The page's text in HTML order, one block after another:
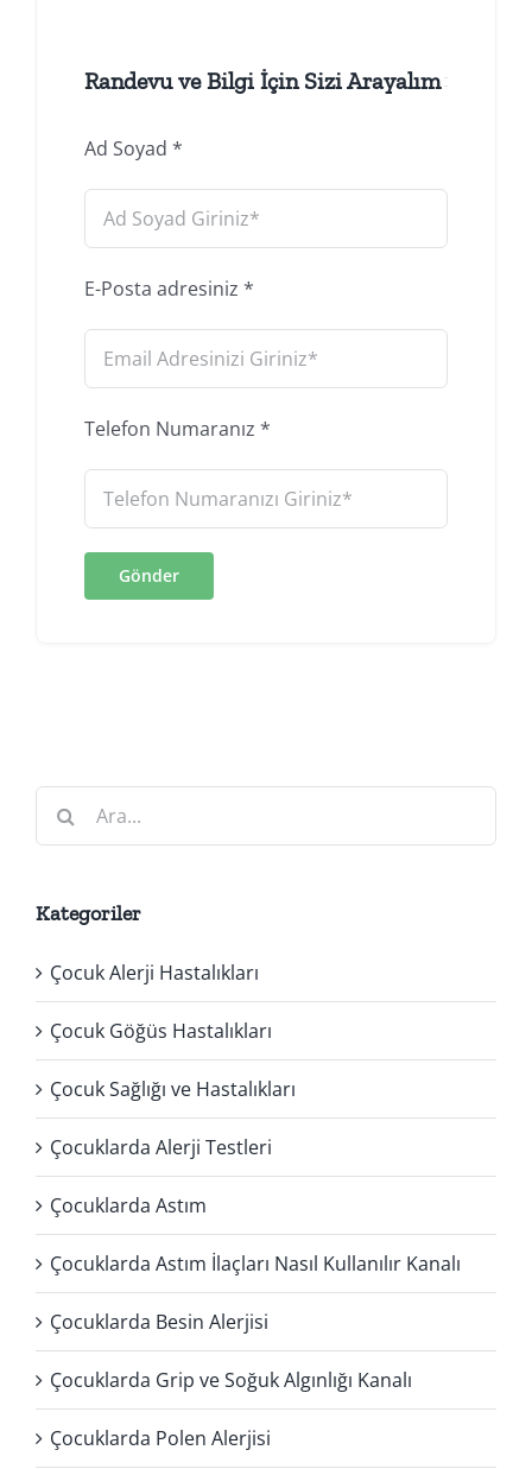
Randevu ve Bilgi İçin Sizi Arayalım
Ad Soyad *
E-Posta adresiniz *
Telefon Numaranız *
Kategoriler
Çocuk Alerji Hastalıkları
Çocuk Göğüs Hastalıkları
Çocuk Sağlığı ve Hastalıkları
Çocuklarda Alerji Testleri
Çocuklarda Astım
Çocuklarda Astım İlaçları Nasıl Kullanılır Kanalı
Çocuklarda Besin Alerjisi
Çocuklarda Grip ve Soğuk Algınlığı Kanalı
Çocuklarda Polen Alerjisi